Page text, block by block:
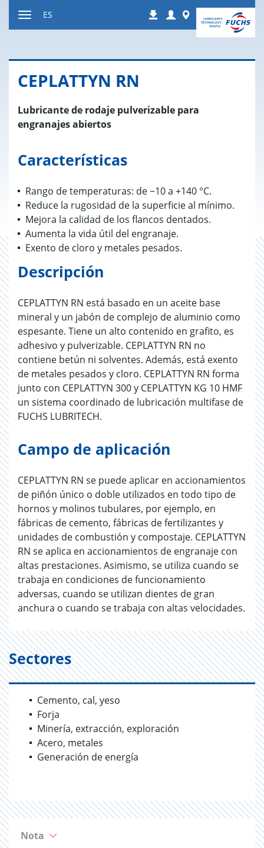
navegación
Descargas
Login Worldwide
ES
CE­PLATTYN RN
Lubricante de rodaje pulverizable para
engranajes abiertos
Características
Rango de temperaturas: de −10 a +140 °C.
Reduce la rugosidad de la superficie al mínimo.
Mejora la calidad de los flancos dentados.
Aumenta la vida útil del engranaje.
Exento de cloro y metales pesados.
Descripción
CEPLATTYN RN está basado en un aceite base
mineral y un jabón de complejo de aluminio como
espesante. Tiene un alto contenido en grafito, es
adhesivo y pulverizable. CEPLATTYN RN no
contiene betún ni solventes. Además, está exento
de metales pesados y cloro. CEPLATTYN RN forma
junto con CEPLATTYN 300 y CEPLATTYN KG 10 HMF
un sistema coordinado de lubricación multifase de
FUCHS LUBRITECH.
Campo de aplicación
CEPLATTYN RN se puede aplicar en accionamientos
de piñón único o doble utilizados en todo tipo de
hornos y molinos tubulares, por ejemplo, en
fábricas de cemento, fábricas de fertilizantes y
unidades de combustión y compostaje. CEPLATTYN
RN se aplica en accionamientos de engranaje con
altas prestaciones. Asimismo, se utiliza cuando se
trabaja en condiciones de funcionamiento
adversas, cuando se utilizan dientes de gran
anchura o cuando se trabaja con altas velocidades.
Sectores
Cemento, cal, yeso
Forja
Minería, extracción, exploración
Acero, metales
Generación de energía
Nota